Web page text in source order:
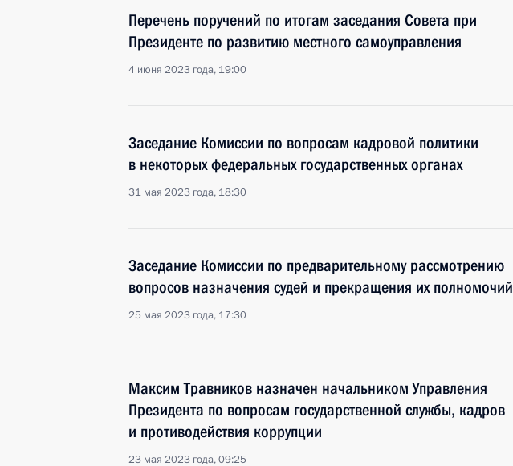
Перечень поручений по итогам заседания Совета при
Президенте по развитию местного самоуправления
4 июня 2023 года, 19:00
Заседание Комиссии по вопросам кадровой политики
в некоторых федеральных государственных органах
31 мая 2023 года, 18:30
Заседание Комиссии по предварительному рассмотрению
вопросов назначения судей и прекращения их полномочий
25 мая 2023 года, 17:30
Максим Травников назначен начальником Управления
Президента по вопросам государственной службы, кадров
и противодействия коррупции
23 мая 2023 года, 09:25